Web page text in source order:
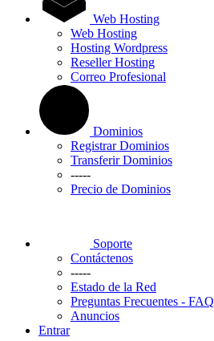
Web Hosting
Web Hosting
Hosting Wordpress
Reseller Hosting
Correo Profesional
Dominios
Registrar Dominios
Transferir Dominios
-----
Precio de Dominios
Soporte
Contáctenos
-----
Estado de la Red
Preguntas Frecuentes - FAQ
Anuncios
Entrar